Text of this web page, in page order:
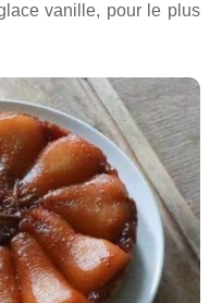
vanille, pour le plus